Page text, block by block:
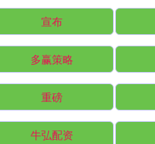
宣布
多赢策略
重磅
牛弘配资